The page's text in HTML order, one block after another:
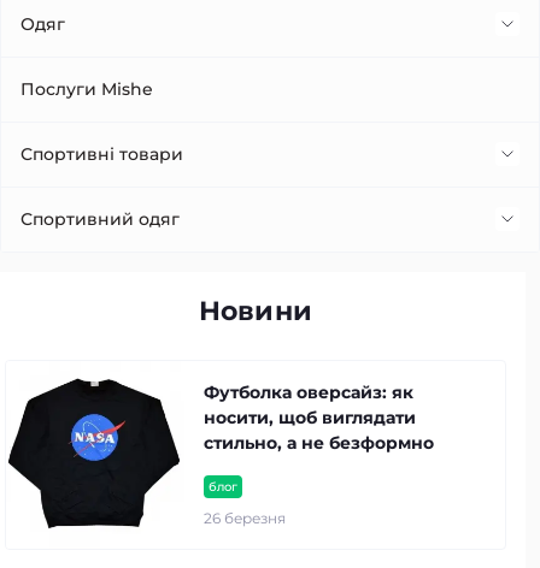
Одяг
Жилетка
Сукні
Футболки
Послуги Mishe
Спортивні товари
Костюм для зменшення ваги (костюми сауна)
Спортивний одяг
Спортивні костюми
Спортивні штани
Новини
блог
26 березня
Футболка оверсайз: як
носити, щоб виглядати
стильно, а не безформно